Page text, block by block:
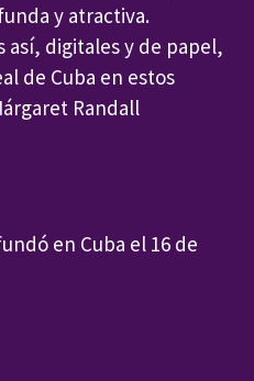
y atractiva.
así, digitales y de papel,
de Cuba en estos
Randall
en Cuba el 16 de